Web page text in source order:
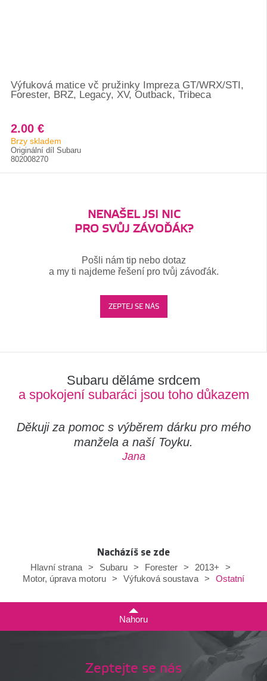
Výfuková matice vč pružinky Impreza GT/WRX/STI,
Forester, BRZ, Legacy, XV, Outback, Tribeca
2.00 €
Brzy skladem
Originální díl Subaru
802008270
NENAŠEL JSI NIC
PRO SVŮJ ZÁVOĎÁK?
Pošli nám tip nebo dotaz
a my ti najdeme řešení pro tvůj závoďák.
ZEPTEJ SE NÁS
Subaru děláme srdcem
a spokojení subaráci jsou toho důkazem
Děkuji za pomoc s výběrem dárku pro mého
manžela a naší Toyku.
Jana
Nacházíš se zde
Hlavní strana > Subaru > Forester > 2013+
>
Motor, úprava motoru > Výfuková soustava > Ostatní
Nahoru
Zeptejte se nás